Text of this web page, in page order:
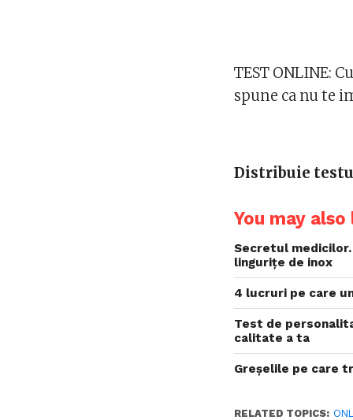
TEST ONLINE:
spune ca nu te
Distribuie
You may also
Secretul
lingurițe de inox
4 lucruri pe care
Test de
calitate a ta
Greșelile pe care
RELATED TOPICS: